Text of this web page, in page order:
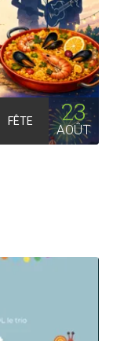
FÊTE 23
AOÛT